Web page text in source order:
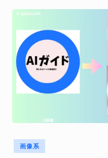
Posted
in
画像系